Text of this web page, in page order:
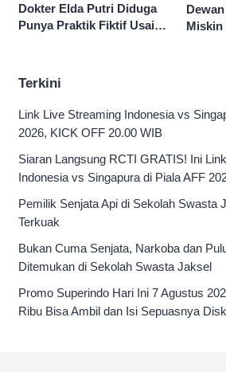
Dokter Elda Putri Diduga
Punya Praktik Fiktif Usai
Miskin
Terkini
Link Live Streaming Indonesia vs
2026, KICK OFF 20.00 WIB
Siaran Langsung RCTI GRATIS! Ini
Indonesia vs Singapura di Piala AFF
Pemilik Senjata Api di Sekolah Swasta
Terkuak
Bukan Cuma Senjata, Narkoba dan
Ditemukan di Sekolah Swasta Jaksel
Promo Superindo Hari Ini 7 Agustus
Ribu Bisa Ambil dan Isi Sepuasnya